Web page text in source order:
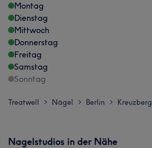
Montag
Dienstag
Mittwoch
Donnerstag
Freitag
Samstag
Sonntag
Treatwell > Nägel > Berlin > Kreuzberg
Nagelstudios in der Nähe